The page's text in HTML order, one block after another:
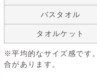
バスタオル
タオルケット
※平均的なサイズ感です
合があります。